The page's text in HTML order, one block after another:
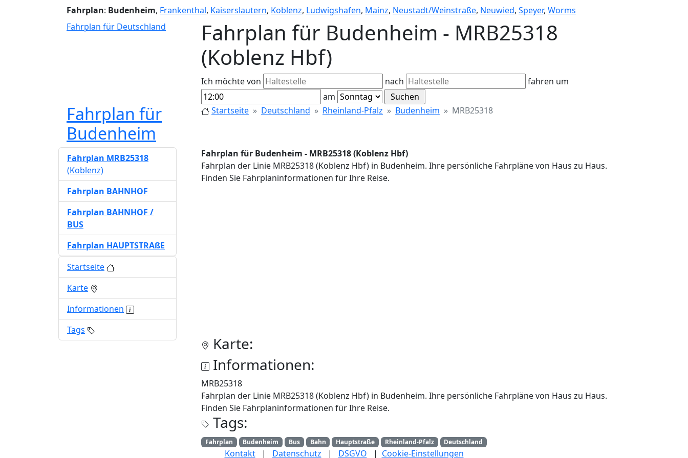
Fahrplan: Budenheim, Frankenthal, Kaiserslautern, Koblenz, Ludwigshafen, Mainz, Neustadt/Weinstraße, Neuwied, Speyer, Worms
Fahrplan für Deutschland
Fahrplan für Budenheim - MRB25318
(Koblenz Hbf)
Ich möchte von nach
fahren um
am
Fahrplan für
Budenheim
Startseite Deutschland Rheinland-Pfalz Budenheim MRB25318
Fahrplan für Budenheim - MRB25318 (Koblenz Hbf)
Fahrplan der Linie MRB25318 (Koblenz Hbf) in Budenheim. Ihre persönliche Fahrpläne von Haus zu Haus.
Finden Sie Fahrplaninformationen für Ihre Reise.
Karte:
Informationen:
MRB25318
Fahrplan der Linie MRB25318 (Koblenz Hbf) in Budenheim. Ihre persönliche Fahrpläne von Haus zu Haus.
Finden Sie Fahrplaninformationen für Ihre Reise.
Tags:
Fahrplan Budenheim Bus Bahn Hauptstraße Rheinland-Pfalz Deutschland
Fahrplan MRB25318
(Koblenz)
Fahrplan BAHNHOF
Fahrplan BAHNHOF /
BUS
Fahrplan HAUPTSTRAßE
Startseite
Karte
Informationen
Tags
Kontakt| Datenschutz | DSGVO | Cookie-Einstellungen